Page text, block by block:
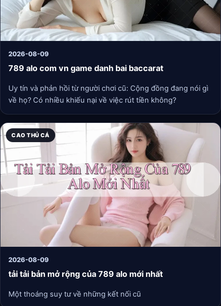
2026-08-09
789 alo com vn game danh bai baccarat
Uy tín và phản hồi từ người chơi cũ: Cộng đồng đang nói gì
về họ? Có nhiều khiếu nại về việc rút tiền không?
CAO THỦ CÁ
2026-08-09
tải tải bản mở rộng của 789 alo mới nhất
Một thoáng suy tư về những kết nối cũ